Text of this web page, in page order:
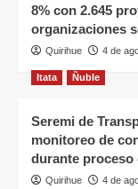
8% con 2.645
organizaciones
Quirihue 4 de
Itata Ñuble
Seremi de
monitoreo de
durante
Quirihue 4 de